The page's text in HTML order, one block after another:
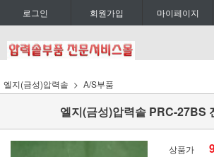
로그인 회원가입 마이페이지
엘지(금성)압력솥 A/S부품
엘지(금성)압력솥 PRC-27BS
상품가